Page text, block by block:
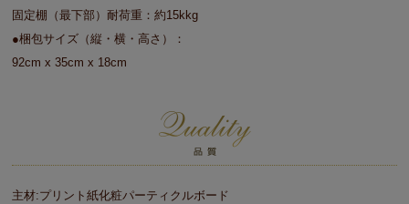
固定棚（最下部）耐荷重：約15kkg
●梱包サイズ（縦・横・高さ）：
92cm x 35cm x 18cm
主材:プリント紙化粧パーティクルボード